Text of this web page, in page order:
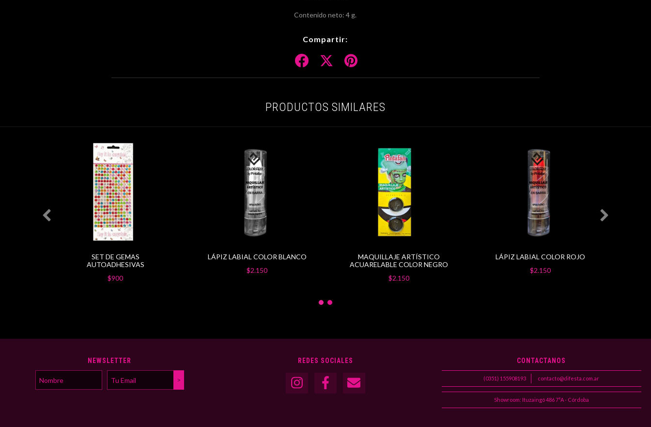
Contenido neto: 4 g.
Compartir:
PRODUCTOS SIMILARES
SET DE GEMAS
AUTOADHESIVAS
$900
LÁPIZ LABIAL COLOR BLANCO
$2.150
MAQUILLAJE ARTÍSTICO
ACUARELABLE COLOR NEGRO
$2.150
LÁPIZ LABIAL COLOR ROJO
$2.150
NEWSLETTER REDES SOCIALES CONTACTANOS
(0351) 155908193 contacto@difesta.com.ar
Showroom: Ituzaingó 486 7°A - Córdoba